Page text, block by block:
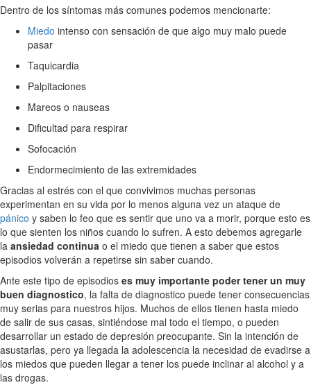
Dentro de los síntomas más comunes podemos mencionarte:
Miedo intenso con sensación de que algo muy malo puede
pasar
Taquicardia
Palpitaciones
Mareos o nauseas
Dificultad para respirar
Sofocación
Endormecimiento de las extremidades
Gracias al estrés con el que convivimos muchas personas
experimentan en su vida por lo menos alguna vez un ataque de
pánico y saben lo feo que es sentir que uno va a morir, porque esto es
lo que sienten los niños cuando lo sufren. A esto debemos agregarle
la ansiedad continua o el miedo que tienen a saber que estos
episodios volverán a repetirse sin saber cuando.
Ante este tipo de episodios es muy importante poder tener un muy
buen diagnostico, la falta de diagnostico puede tener consecuencias
muy serias para nuestros hijos. Muchos de ellos tienen hasta miedo
de salir de sus casas, sintiéndose mal todo el tiempo, o pueden
desarrollar un estado de depresión preocupante. Sin la intención de
asustarlas, pero ya llegada la adolescencia la necesidad de evadirse a
los miedos que pueden llegar a tener los puede inclinar al alcohol y a
las drogas.